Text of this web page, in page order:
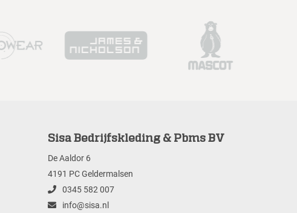
Sisa Bedrijfskleding & Pbms BV
De Aaldor 6
4191 PC Geldermalsen
0345 582 007
info@sisa.nl